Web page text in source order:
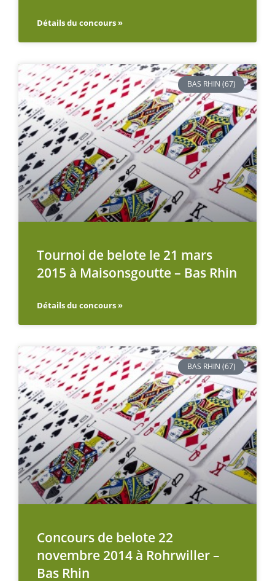
Détails du concours »
BAS RHIN (67)
Tournoi de belote le 21 mars
2015 à Maisonsgoutte – Bas Rhin
Détails du concours »
BAS RHIN (67)
Concours de belote 22
novembre 2014 à Rohrwiller –
Bas Rhin